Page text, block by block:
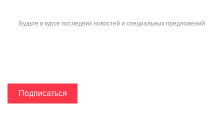
Будьте в курсе последних новостей и специальных предложений
Подписаться